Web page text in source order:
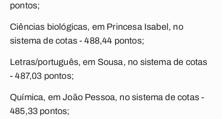
pontos;
Ciências biológicas, em Princesa Isabel, no
sistema de cotas - 488,44 pontos;
Letras/português, em Sousa, no sistema de cotas
- 487,03 pontos;
Química, em João Pessoa, no sistema de cotas -
485,33 pontos;